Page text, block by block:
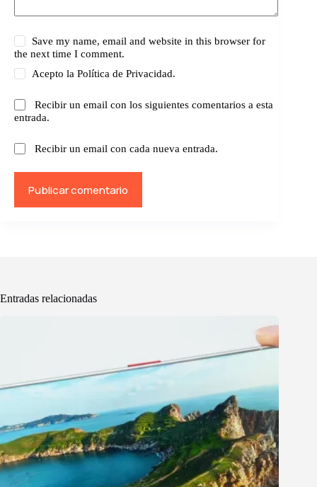
Save my name, email and website in this browser for
the next time I comment.
Acepto laPolítica de Privacidad.
Recibir un email con los siguientes comentarios a esta
entrada.
Recibir un email con cada nueva entrada.
Publicar comentario
Entradas relacionadas